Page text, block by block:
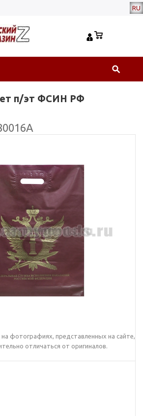
RU
п/эт ФСИН РФ
фотографиях, представленных на сайте,
отличаться от оригиналов.